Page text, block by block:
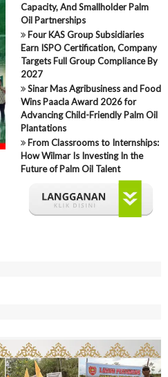
Capacity, And Smallholder Palm
Oil Partnerships
Four KAS Group Subsidiaries
Earn ISPO Certification, Company
Targets Full Group Compliance By
2027
Sinar Mas Agribusiness and Food
Wins Paacla Award 2026 for
Advancing Child-Friendly Palm Oil
Plantations
From Classrooms to Internships:
How Wilmar Is Investing In the
Future of Palm Oil Talent